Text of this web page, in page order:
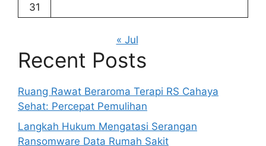
31
« Jul
Recent Posts
Ruang Rawat Beraroma Terapi RS Cahaya
Sehat: Percepat Pemulihan
Langkah Hukum Mengatasi Serangan
Ransomware Data Rumah Sakit